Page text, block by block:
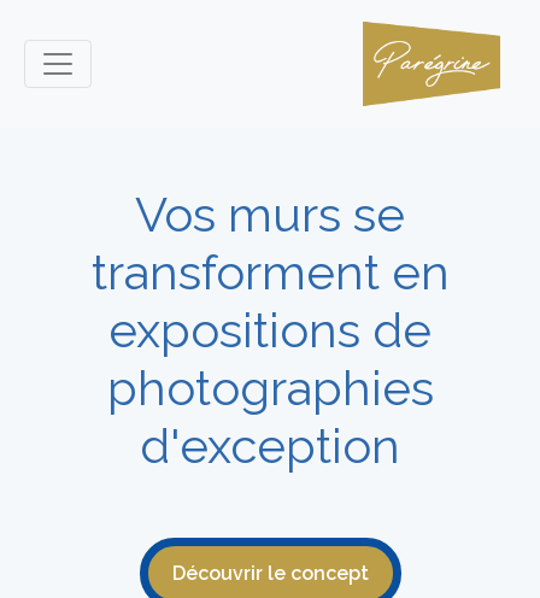
Vos murs se
transforment en
expositions de
photographies
d'exception
Découvrir le concept